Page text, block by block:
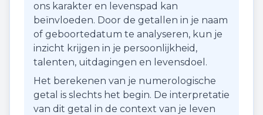
ons karakter en levenspad kan
beïnvloeden. Door de getallen in je naam
of geboortedatum te analyseren, kun je
inzicht krijgen in je persoonlijkheid,
talenten, uitdagingen en levensdoel.
Het berekenen van je numerologische
getal is slechts het begin. De interpretatie
van dit getal in de context van je leven